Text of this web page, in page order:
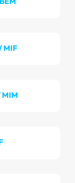
MIF
MIM